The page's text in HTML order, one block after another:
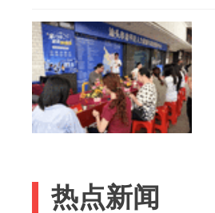
热点新闻